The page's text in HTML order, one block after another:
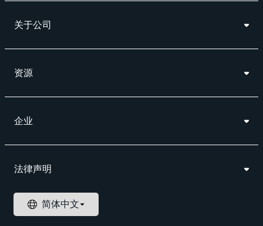
关于公司
资源
企业
法律声明